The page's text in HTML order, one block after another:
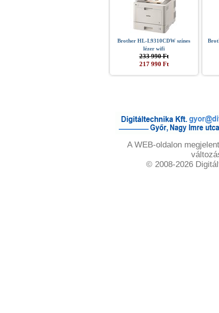
Brother HL-L9310CDW színes
lézer wifi
233 990 Ft
217 990 Ft
A WEB-oldalon
© 2008-2026